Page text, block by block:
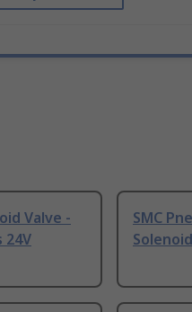
Valve -
24V
SMC
Solenoid